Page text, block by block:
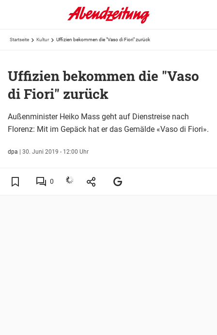
Startseite Kultur Uffizien bekommen die "Vaso di Fiori" zurück
Uffizien bekommen die "Vaso
di Fiori" zurück
Außenminister Heiko Mass geht auf Dienstreise nach
Florenz: Mit im Gepäck hat er das Gemälde «Vaso di Fiori».
dpa | 30. Juni 2019 - 12:00 Uhr
0